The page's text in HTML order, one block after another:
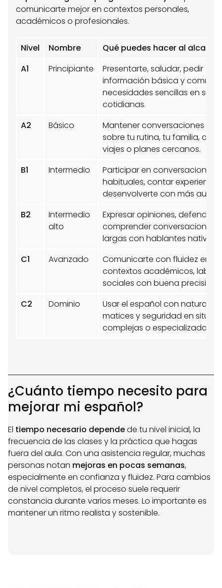
comunicarte mejor en contextos personales,
académicos o profesionales.
Nivel Nombre
Qué puedes hacer al
A1
Principiante
Presentarte, saludar, pedir
información básica y
necesidades sencillas en
cotidianas.
A2
Básico
Mantener conversaciones
sobre tu rutina, tu familia,
viajes o planes cercanos.
B1
Intermedio
Participar en conversaciones
habituales, contar
desenvolverte con más
B2
Intermedio
alto
Expresar opiniones, defender
comprender conversaciones
largas con hablantes nativos.
C1
Avanzado
Comunicarte con fluidez en
contextos académicos,
sociales con buena precisión.
C2
Dominio
Usar el español con
matices y seguridad en
complejas o especializadas.
¿Cuánto tiempo necesito para
mejorar mi español?
El tiempo necesario dependede tu nivel inicial, la
frecuencia de las clases y la práctica que hagas
fuera del aula. Con una asistencia regular, muchas
personas notan mejoras en pocas semanas,
especialmente en confianza y fluidez. Para cambios
de nivel completos, el proceso suele requerir
constancia durante varios meses. Lo importante es
mantener un ritmo realista y sostenible.